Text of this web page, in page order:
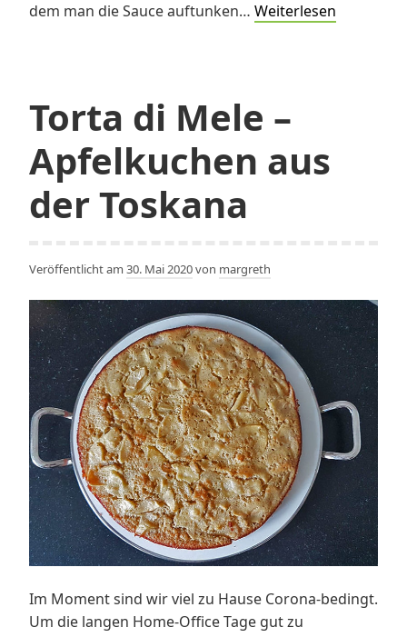
dem man die Sauce auftunken… Weiterlesen
Torta di Mele –
Apfelkuchen aus
der Toskana
Veröffentlicht am 30. Mai 2020von margreth
Im Moment sind wir viel zu Hause Corona-bedingt.
Um die langen Home-Office Tage gut zu